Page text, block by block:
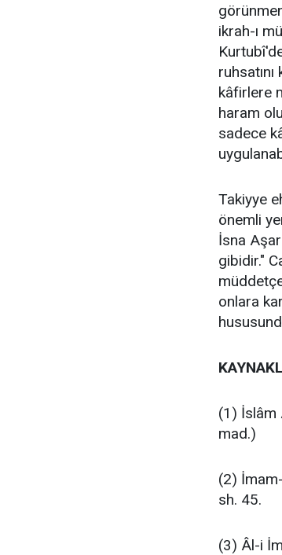
ikrah-ı
kâfirlere
haram
sadece
Takiyye
önemli
İsna
gibidir."
onlara
(1) İslâm
mad.)
(2)
sh. 45.
(3) Âl-i